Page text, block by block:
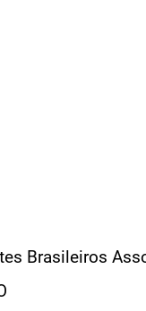
Brasileiros